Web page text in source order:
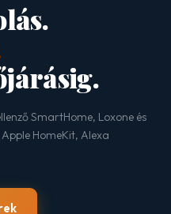
SmartHome, Loxone és
HomeKit, Alexa